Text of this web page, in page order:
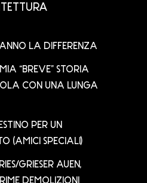
LA DIFFERENZA
“BREVE” STORIA
CON UNA LUNGA
PER UN
(AMICI SPECIALI)
GRIESER AUEN,
DEMOLIZIONI